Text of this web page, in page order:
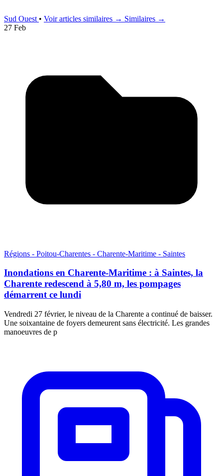
Sud Ouest • Voir articles similaires → Similaires →
27 Feb
Régions - Poitou-Charentes - Charente-Maritime - Saintes
Inondations en Charente-Maritime : à Saintes, la
Charente redescend à 5,80 m, les pompages
démarrent ce lundi
Vendredi 27 février, le niveau de la Charente a continué de baisser.
Une soixantaine de foyers demeurent sans électricité. Les grandes
manoeuvres de p